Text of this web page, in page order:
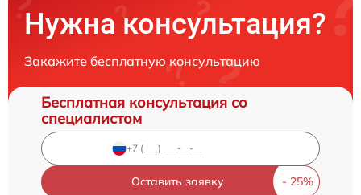
Нужна консультация?
Закажите бесплатную консультацию
Бесплатная консультация со
специалистом
Оставить заявку